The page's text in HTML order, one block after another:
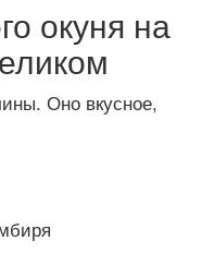
окуня на
Оно вкусное,